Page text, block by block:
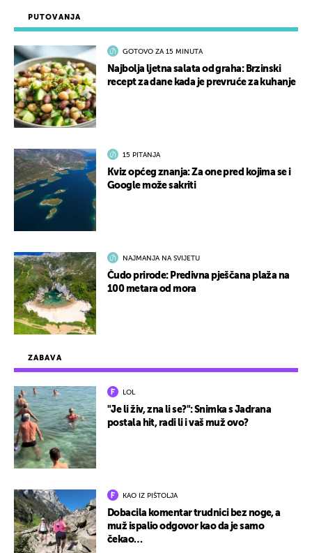
ZABAVA
LOL
"Je li živ, zna li se?": Snimka s Jadrana
postala hit, radi li i vaš muž ovo?
KAO IZ PIŠTOLJA
Dobacila komentar trudnici bez noge, a
muž ispalio odgovor kao da je samo
čekao…
PUTOVANJA
GOTOVO ZA 15 MINUTA
Najbolja ljetna salata od graha: Brzinski
recept za dane kada je prevruće za kuhanje
15 PITANJA
Kviz općeg znanja: Za one pred kojima se i
Google može sakriti
NAJMANJA NA SVIJETU
Čudo prirode: Predivna pješčana plaža na
100 metara od mora